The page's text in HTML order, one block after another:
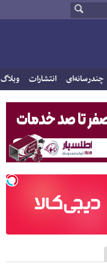
چندرسانه‌ای انتشارات وبلاگ